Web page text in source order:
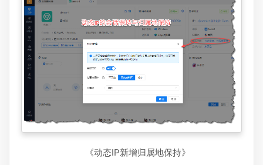
《动态IP新增归属地保持》